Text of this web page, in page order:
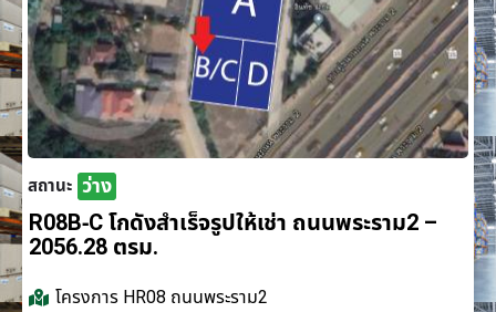
สถานะ ว่าง
R08B-C โกดังสำเร็จรูปให้เช่า ถนนพระราม2 –
2056.28 ตรม.
โครงการ HR08 ถนนพระราม2